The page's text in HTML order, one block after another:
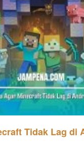
Tidak Lag di